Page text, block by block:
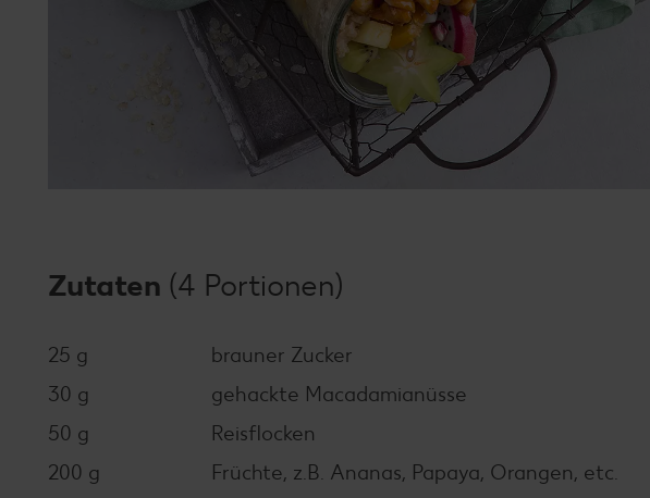
Zutaten (4 Portionen)
25 g
brauner Zucker
30 g
gehackte Macadamianüsse
50 g
Reisflocken
200 g
Früchte, z.B. Ananas, Papaya, Orangen, etc.